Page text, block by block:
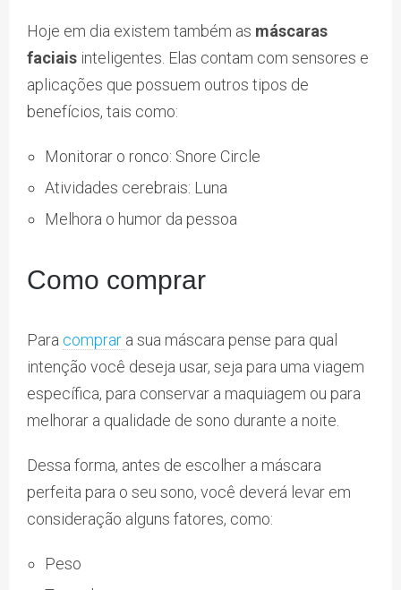
Hoje em dia existem também as máscaras
faciais inteligentes. Elas contam com sensores e
aplicações que possuem outros tipos de
benefícios, tais como:
Monitorar o ronco: Snore Circle
Atividades cerebrais: Luna
Melhora o humor da pessoa
Como comprar
Para comprar a sua máscara pense para qual
intenção você deseja usar, seja para uma viagem
específica, para conservar a maquiagem ou para
melhorar a qualidade de sono durante a noite.
Dessa forma, antes de escolher a máscara
perfeita para o seu sono, você deverá levar em
consideração alguns fatores, como:
Peso